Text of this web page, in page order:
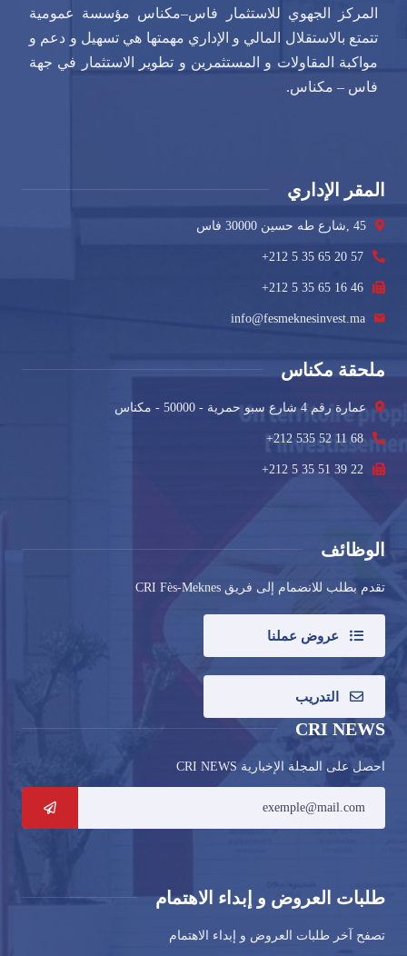
المركز الجهوي للاستثمار فاس–مكناس مؤسسة عمومية
تتمتع بالاستقلال المالي و الإداري مهمتها هي تسهيل و دعم و
مواكبة المقاولات و المستثمرين و تطوير الاستثمار في جهة
فاس – مكناس.
المقر الإداري
45 ,شارع طه حسين 30000 فاس
+212 5 35 65 20 57
+212 5 35 65 16 46
info@fesmeknesinvest.ma
ملحقة مكناس
عمارة رقم 4 شارع سبو حمرية - 50000 - مكناس
+212 535 52 11 68
+212 5 35 51 39 22
الوظائف
تقدم بطلب للانضمام إلى فريق CRI Fès-Meknes
عروض عملنا
التدريب
CRI NEWS
احصل على المجلة الإخبارية CRI NEWS
طلبات العروض و إبداء الاهتمام
تصفح آخر طلبات العروض و إبداء الاهتمام